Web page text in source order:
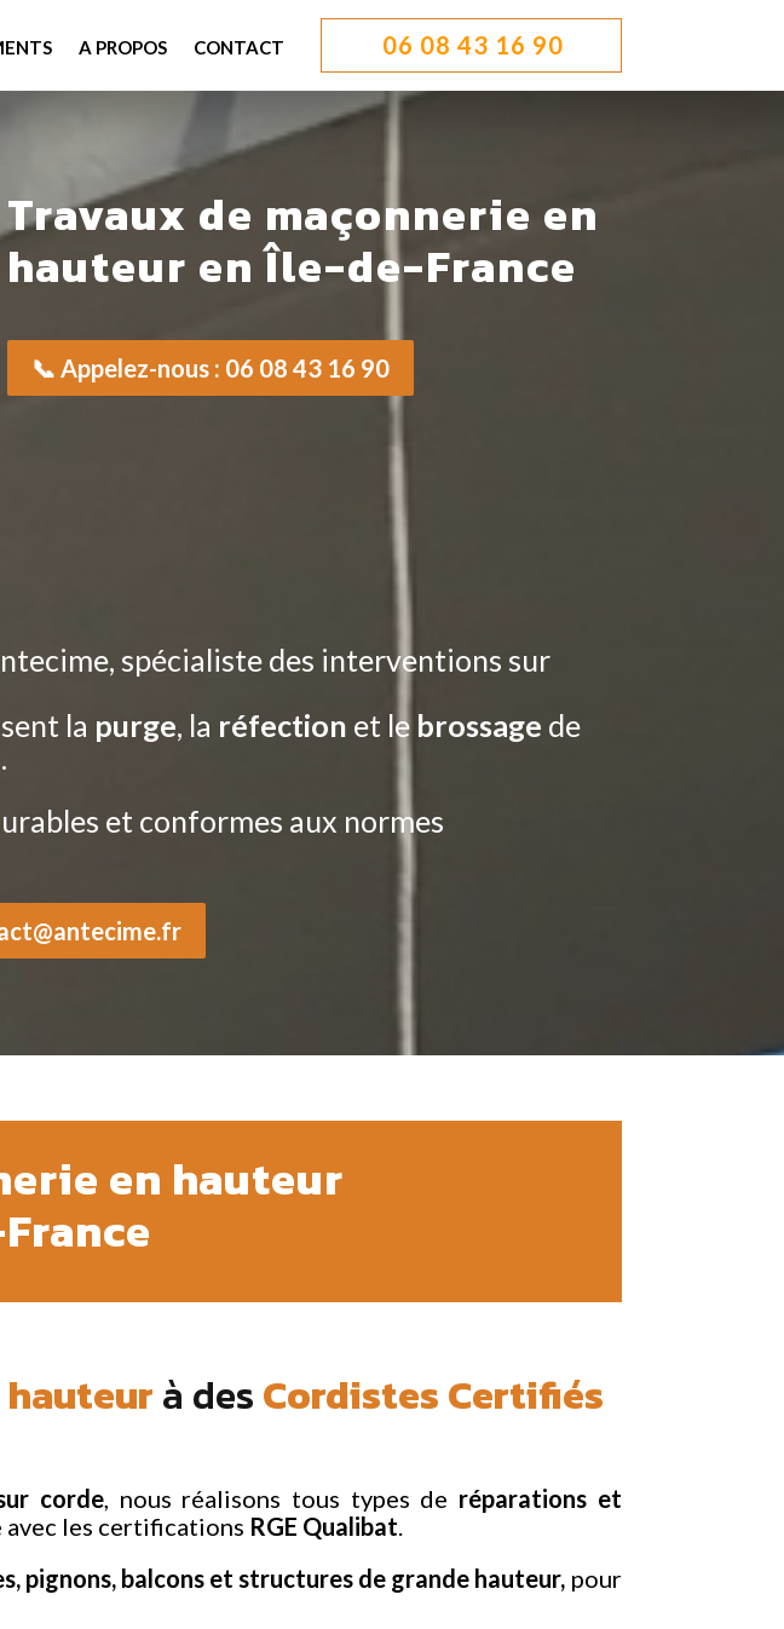
A PROPOS CONTACT 06 08 43 16 90
Travaux de maçonnerie en
hauteur en Île-de-France
📞 Appelez-nous : 06 08 43 16 90
spécialiste des interventions sur
la purge, la réfection et le brossage de
et conformes aux normes
en hauteur
à desCordistes Certifiés
corde, nous réalisons tous types de réparations et
les certifications RGE Qualibat.
pignons, balcons et structures de grande hauteur, pour